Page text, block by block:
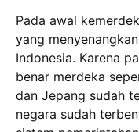
Pada awal
yang
Indonesia. Karena
benar merdeka
dan Jepang sudah
negara sudah